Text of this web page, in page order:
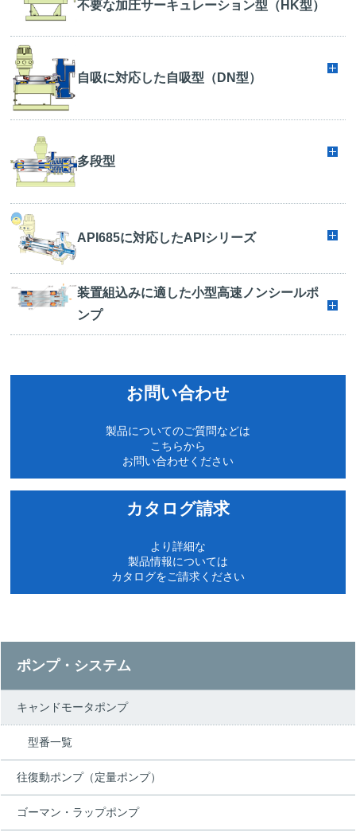
不要な加圧サーキュレーション型（HK型）
自吸に対応した自吸型（DN型）
多段型
API685に対応したAPIシリーズ
装置組込みに適した小型高速ノンシールポ
ンプ
お問い合わせ
製品についてのご質問などは
こちらから
お問い合わせください
カタログ請求
より詳細な
製品情報については
カタログをご請求ください
ポンプ・システム
キャンドモータポンプ
型番一覧
往復動ポンプ（定量ポンプ）
ゴーマン・ラップポンプ